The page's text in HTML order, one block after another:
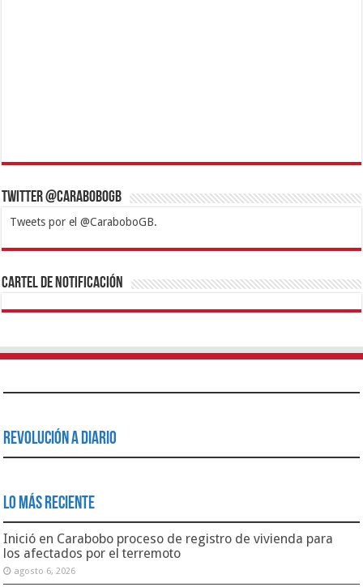
Twitter @CaraboboGB
Tweets por el @CaraboboGB.
1xbetBetturkeyBetistKralbetSupertotobetTipobetMatadorbetMariobet
https://mvbcasino.com/
Cartel de Notificación
Revolución a Diario
Lo Más Reciente
Inició en Carabobo proceso de registro de vivienda para
los afectados por el terremoto
agosto 6, 2026